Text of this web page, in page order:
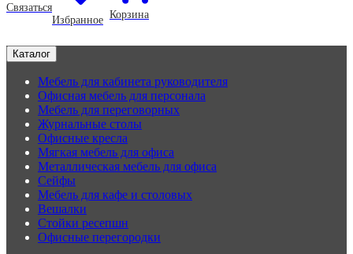
Связаться
Избранное Корзина
Каталог
Мебель для кабинета руководителя
Офисная мебель для персонала
Мебель для переговорных
Журнальные столы
Офисные кресла
Мягкая мебель для офиса
Металлическая мебель для офиса
Сейфы
Мебель для кафе и столовых
Вешалки
Стойки ресепшн
Офисные перегородки